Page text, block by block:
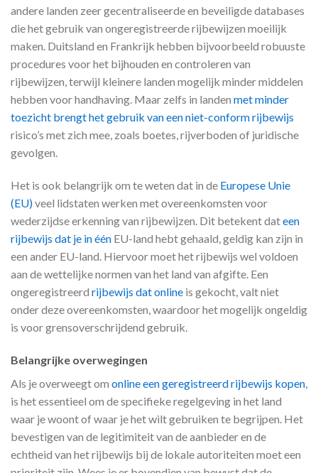
andere landen zeer gecentraliseerde en beveiligde databases
die het gebruik van ongeregistreerde rijbewijzen moeilijk
maken. Duitsland en Frankrijk hebben bijvoorbeeld robuuste
procedures voor het bijhouden en controleren van
rijbewijzen, terwijl kleinere landen mogelijk minder middelen
hebben voor handhaving. Maar zelfs in landen met minder
toezicht brengt het gebruik van een niet-conform rijbewijs
risico’s met zich mee, zoals boetes, rijverboden of juridische
gevolgen.
Het is ook belangrijk om te weten dat in de Europese Unie
(EU)veel lidstaten werken met overeenkomsten voor
wederzijdse erkenning van rijbewijzen. Dit betekent dateen
rijbewijs dat je in één EU-land hebt gehaald, geldig kan zijn in
een ander EU-land. Hiervoor moet het rijbewijs wel voldoen
aan de wettelijke normen van het land van afgifte. Een
ongeregistreerd rijbewijs dat online is gekocht, valt niet
onder deze overeenkomsten, waardoor het mogelijk ongeldig
is voor grensoverschrijdend gebruik.
Belangrijke overwegingen
Als je overweegt om online een geregistreerd rijbewijs kopen
is het essentieel om de specifieke regelgeving in het land
waar je woont of waar je het wilt gebruiken te begrijpen. Het
bevestigen van de legitimiteit van de aanbieder en de
echtheid van het rijbewijs bij de lokale autoriteiten moet een